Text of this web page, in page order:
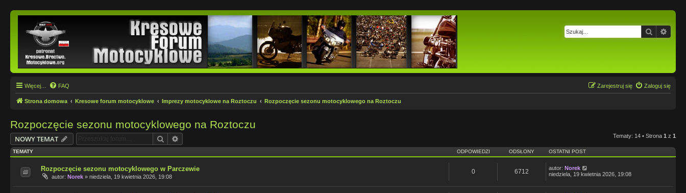
Szukaj
Więcej… FAQ Zaloguj się
Zarejestruj się
Strona domowa Kresowe forum motocyklowe Imprezy motocyklowe na Roztoczu Rozpoczęcie sezonu motocyklowego na Roztoczu
Rozpoczęcie sezonu motocyklowego na Roztoczu
NOWY TEMAT Szukaj Tematy: 14 • Strona 1 z 1
TEMATY ODPOWIEDZI ODSŁONY OSTATNI POST
Rozpoczęcie sezonu motocyklowego w Parczewie
autor: Norek » niedziela, 19 kwietnia 2026, 19:08
0 6712 autor: Norek
niedziela, 19 kwietnia 2026, 19:08